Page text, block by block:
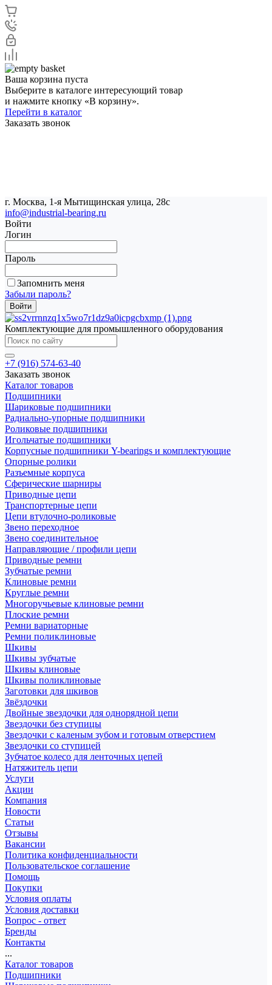
Ваша корзина пуста
Выберите в каталоге интересующий товар
и нажмите кнопку «В корзину».
Перейти в каталог
Заказать звонок
г. Москва, 1-я Мытищинская улица, 28с
info@industrial-bearing.ru
Войти
Логин
Пароль
Запомнить меня
Забыли пароль?
Комплектующие для промышленного оборудования
+7 (916) 574-63-40
Заказать звонок
Каталог товаров
Подшипники
Шариковые подшипники
Радиально-упорные подшипники
Роликовые подшипники
Игольчатые подшипники
Корпусные подшипники Y-bearings и комплектующие
Опорные ролики
Разъемные корпуса
Сферические шарниры
Приводные цепи
Транспортерные цепи
Цепи втулочно-роликовые
Звено переходное
Звено соединительное
Направляющие / профили цепи
Приводные ремни
Зубчатые ремни
Клиновые ремни
Круглые ремни
Многоручьевые клиновые ремни
Плоские ремни
Ремни вариаторные
Ремни поликлиновые
Шкивы
Шкивы зубчатые
Шкивы клиновые
Шкивы поликлиновые
Заготовки для шкивов
Звёздочки
Двойные звездочки для однорядной цепи
Звездочки без ступицы
Звездочки с каленым зубом и готовым отверстием
Звездочки со ступицей
Зубчатое колесо для ленточных цепей
Натяжитель цепи
Услуги
Акции
Компания
Новости
Статьи
Отзывы
Вакансии
Политика конфиденциальности
Пользовательское соглашение
Помощь
Покупки
Условия оплаты
Условия доставки
Вопрос - ответ
Бренды
Контакты
...
Каталог товаров
Подшипники